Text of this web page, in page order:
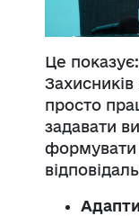
Це
просто
задавати
формувати